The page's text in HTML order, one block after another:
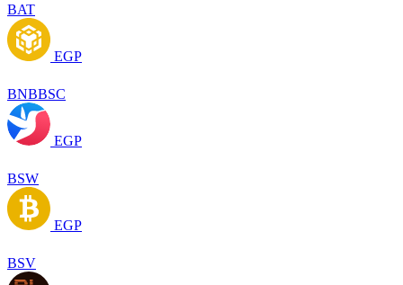
BAT
EGP
BNBBSC
EGP
BSW
EGP
BSV